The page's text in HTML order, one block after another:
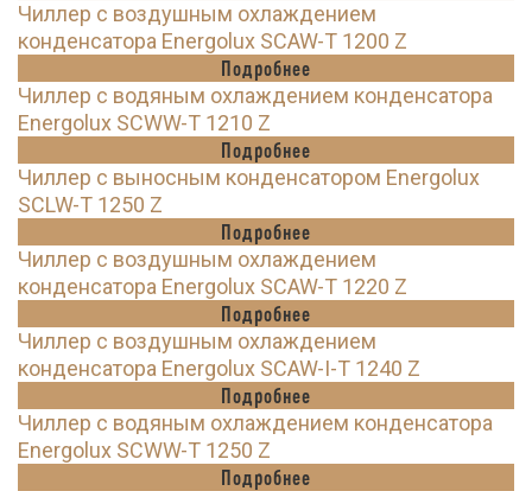
Чиллер с воздушным охлаждением
конденсатора Energolux SCAW-T 1200 Z
Подробнее
Чиллер с водяным охлаждением конденсатора
Energolux SCWW-T 1210 Z
Подробнее
Чиллер с выносным конденсатором Energolux
SCLW-T 1250 Z
Подробнее
Чиллер с воздушным охлаждением
конденсатора Energolux SCAW-T 1220 Z
Подробнее
Чиллер с воздушным охлаждением
конденсатора Energolux SCAW-I-T 1240 Z
Подробнее
Чиллер с водяным охлаждением конденсатора
Energolux SCWW-T 1250 Z
Подробнее